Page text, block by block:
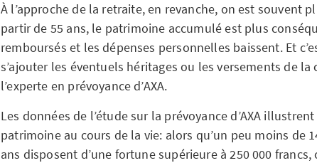
À l’approche de la retraite, en revanche, on est souvent
partir de 55 ans, le patrimoine accumulé est plus
remboursés et les dépenses personnelles baissent. Et
s’ajouter les éventuels héritages ou les versements de
l’experte en prévoyance d’AXA.
Les données de l’étude sur la prévoyance d’AXA
patrimoine au cours de la vie: alors qu’un peu moins de
ans disposent d’une fortune supérieure à 250 000